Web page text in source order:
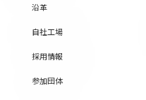
沿革
自社工場
採用情報
参加団体